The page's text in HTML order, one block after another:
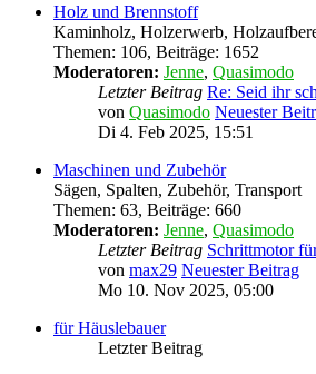
Holz und Brennstoff
Kaminholz, Holzerwerb,
Themen: 106, Beiträge: 1652
Moderatoren: Jenne, Quasimodo
Letzter Beitrag Re: Seid ihr
von Quasimodo Neuester
Di 4. Feb 2025, 15:51
Maschinen und Zubehör
Sägen, Spalten, Zubehör, Transport
Themen: 63, Beiträge: 660
Moderatoren: Jenne, Quasimodo
Letzter Beitrag Schrittmotor
von max29 Neuester Beitrag
Mo 10. Nov 2025, 05:00
für Häuslebauer
Letzter Beitrag